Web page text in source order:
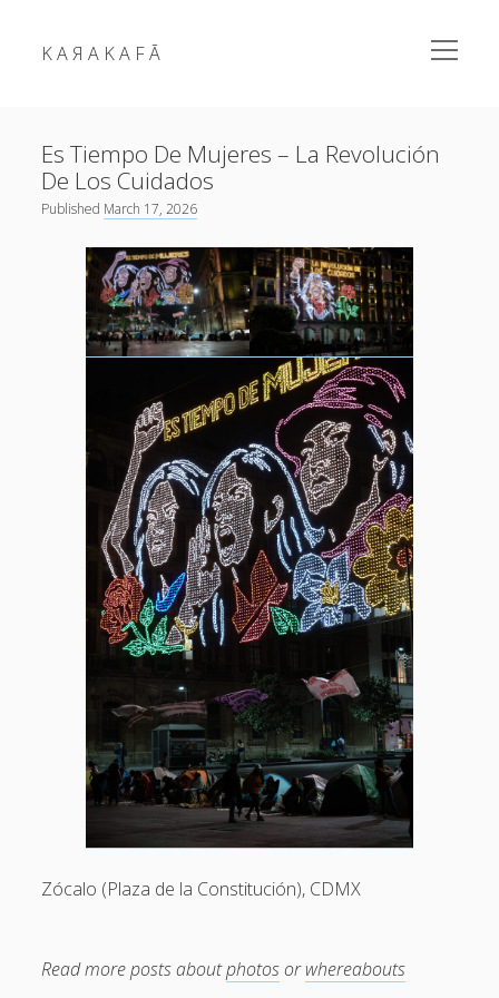
K A Я A K A F Ā
open
menu
karakafa = ᴀʀɐʃ ᴑʒʛʊɴ
RSS Feed
LinkMastodon
Mail
fragments
news
photos
sounds
video
whereabouts
Search
Es Tiempo De Mujeres – La Revolución
De Los Cuidados
Published March 17, 2026
Zócalo (Plaza de la Constitución), CDMX
Read more posts aboutphotosorwhereabouts